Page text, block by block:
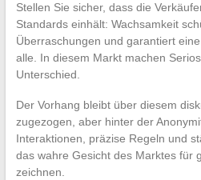
Stellen Sie sicher, dass die
Standards einhält: Wachsamkeit
Überraschungen und garantiert
alle. In diesem Markt machen
Unterschied.
Der Vorhang bleibt über diesem
zugezogen, aber hinter der
Interaktionen, präzise Regeln und
das wahre Gesicht des Marktes für
zeichnen.